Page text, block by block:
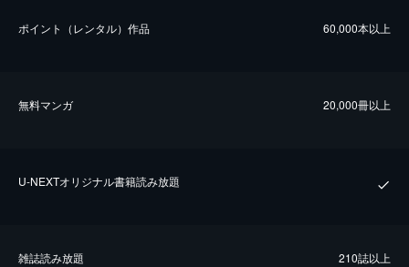
ポイント（レンタル）作品 60,000本以上
無料マンガ 20,000冊以上
U-NEXTオリジナル書籍読み放題
雑誌読み放題 210誌以上